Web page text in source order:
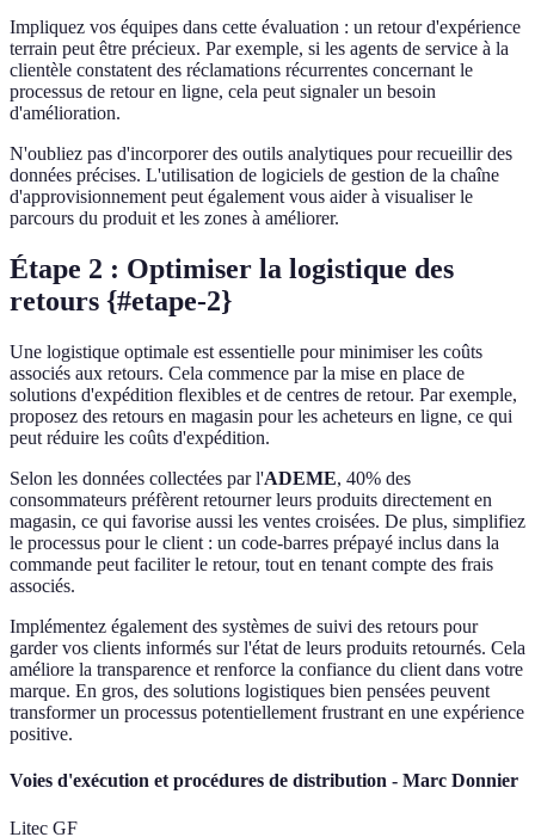
Impliquez vos équipes dans cette évaluation : un retour d'expérience
terrain peut être précieux. Par exemple, si les agents de service à la
clientèle constatent des réclamations récurrentes concernant le
processus de retour en ligne, cela peut signaler un besoin
d'amélioration.
N'oubliez pas d'incorporer des outils analytiques pour recueillir des
données précises. L'utilisation de logiciels de gestion de la chaîne
d'approvisionnement peut également vous aider à visualiser le
parcours du produit et les zones à améliorer.
Étape 2 : Optimiser la logistique des
retours {#etape-2}
Une logistique optimale est essentielle pour minimiser les coûts
associés aux retours. Cela commence par la mise en place de
solutions d'expédition flexibles et de centres de retour. Par exemple,
proposez des retours en magasin pour les acheteurs en ligne, ce qui
peut réduire les coûts d'expédition.
Selon les données collectées par l'ADEME, 40% des
consommateurs préfèrent retourner leurs produits directement en
magasin, ce qui favorise aussi les ventes croisées. De plus, simplifiez
le processus pour le client : un code-barres prépayé inclus dans la
commande peut faciliter le retour, tout en tenant compte des frais
associés.
Implémentez également des systèmes de suivi des retours pour
garder vos clients informés sur l'état de leurs produits retournés. Cela
améliore la transparence et renforce la confiance du client dans votre
marque. En gros, des solutions logistiques bien pensées peuvent
transformer un processus potentiellement frustrant en une expérience
positive.
Voies d'exécution et procédures de distribution - Marc Donnier
Litec GF